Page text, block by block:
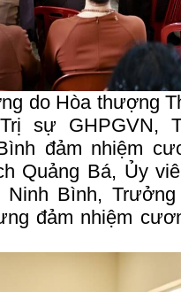
do Hòa thượng
sự GHPGVN,
đảm nhiệm
Quảng Bá, Ủy
Ninh Bình,
đảm nhiệm